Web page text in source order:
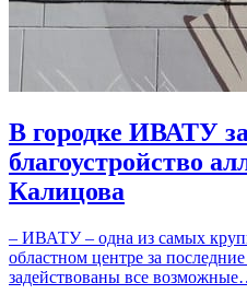
В городке ИВАТУ
благоустройство
Калицова
– ИВАТУ – одна из самых
областном центре за последние
задействованы все